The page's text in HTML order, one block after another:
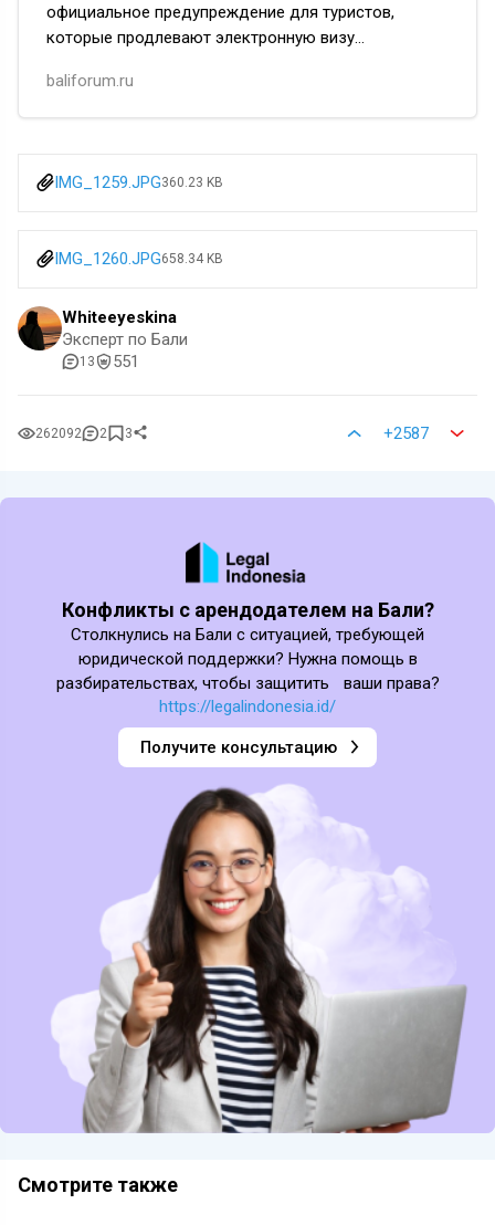
официальное предупреждение для туристов,
которые продлевают электронную визу
застревают в статусе «ожидает рас…
baliforum.ru
IMG_1259.JPG360.23 KB
IMG_1260.JPG658.34 KB
Whiteeyeskina
Эксперт по Бали
13 551
262092 2 3 +2587
Конфликты с арендодателем на Бали?
Столкнулись на Бали с ситуацией, требующей
юридической поддержки? Нужна помощь в
разбирательствах, чтобы защитить ваши права?
https://legalindonesia.id/
Получите консультацию
Смотрите также